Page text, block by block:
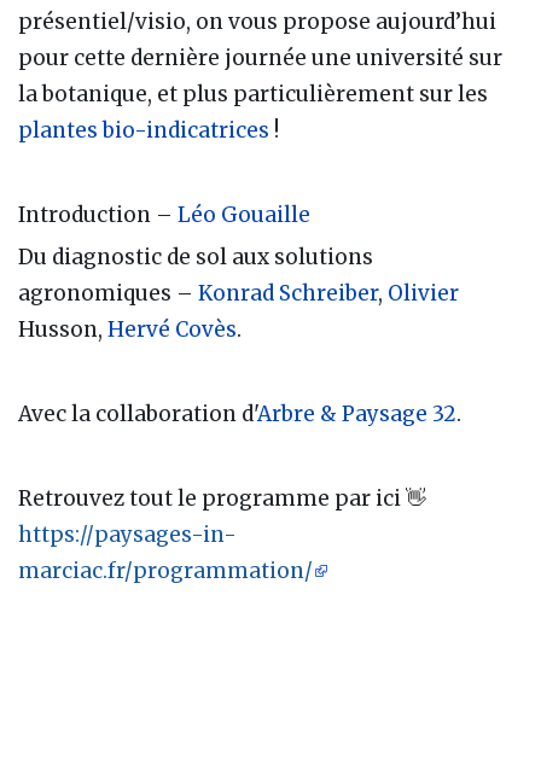
présentiel/visio, on vous propose aujourd’hui
pour cette dernière journée une université sur
la botanique, et plus particulièrement sur les
plantes bio-indicatrices !
Introduction – Léo Gouaille
Du diagnostic de sol aux solutions
agronomiques – Konrad Schreiber, Olivier
Husson, Hervé Covès.
Avec la collaboration d'Arbre & Paysage 32.
Retrouvez tout le programme par ici 👋
https://paysages-in-
marciac.fr/programmation/